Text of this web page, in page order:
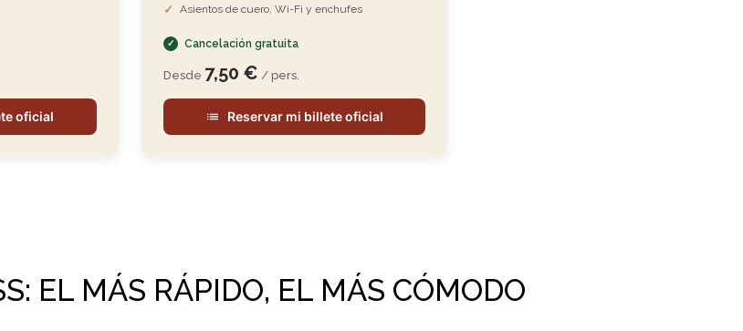
oficial
Asientos de cuero, Wi-Fi y enchufes
Cancelación gratuita
Desde 7,50 € / pers.
Reservar mi billete oficial
EL MÁS RÁPIDO, EL MÁS CÓMODO